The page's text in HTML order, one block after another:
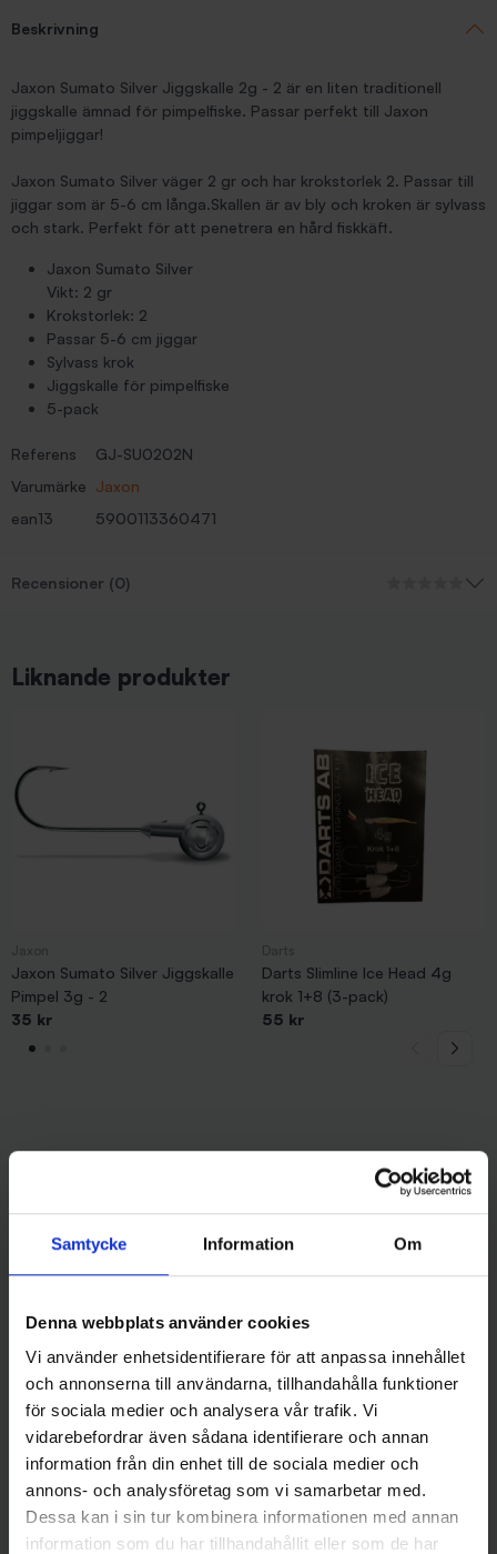
Samtycke Information Om
Denna webbplats använder cookies
Vi använder enhetsidentifierare för att anpassa innehållet
och annonserna till användarna, tillhandahålla funktioner
för sociala medier och analysera vår trafik. Vi
vidarebefordrar även sådana identifierare och annan
information från din enhet till de sociala medier och
annons- och analysföretag som vi samarbetar med.
Dessa kan i sin tur kombinera informationen med annan
information som du har tillhandahållit eller som de har
Beskrivning
Jaxon Sumato Silver Jiggskalle 2g - 2 är en liten traditionell
jiggskalle ämnad för pimpelfiske. Passar perfekt till Jaxon
pimpeljiggar!
Jaxon Sumato Silver väger 2 gr och har krokstorlek 2. Passar till
jiggar som är 5-6 cm långa.Skallen är av bly och kroken är sylvass
och stark. Perfekt för att penetrera en hård fiskkäft.
Jaxon Sumato Silver
Vikt: 2 gr
Krokstorlek: 2
Passar 5-6 cm jiggar
Sylvass krok
Jiggskalle för pimpelfiske
5-pack
Referens
GJ-SU0202N
Varumärke Jaxon
ean13
5900113360471
Recensioner (0)
Liknande produkter
Jaxon Sumato Silver Jiggskalle
Pimpel 3g - 2
35 kr
Darts Slimline Ice Head 4g
krok 1+8 (3-pack)
55 kr
Jaxon
Jaxon Sumato Silver Jiggskalle
Pimpel 6g - 2
35 kr
Westin
Jigghuvud RoundUp LT 3g
krokstorlek 1/0 (3-pack)
49 kr